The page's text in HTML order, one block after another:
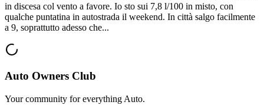
in discesa col vento a favore. Io sto sui 7,8 l/100 in misto, con
qualche puntatina in autostrada il weekend. In città salgo facilmente
a 9, soprattutto adesso che...
Auto Owners Club
Your community for everything Auto.